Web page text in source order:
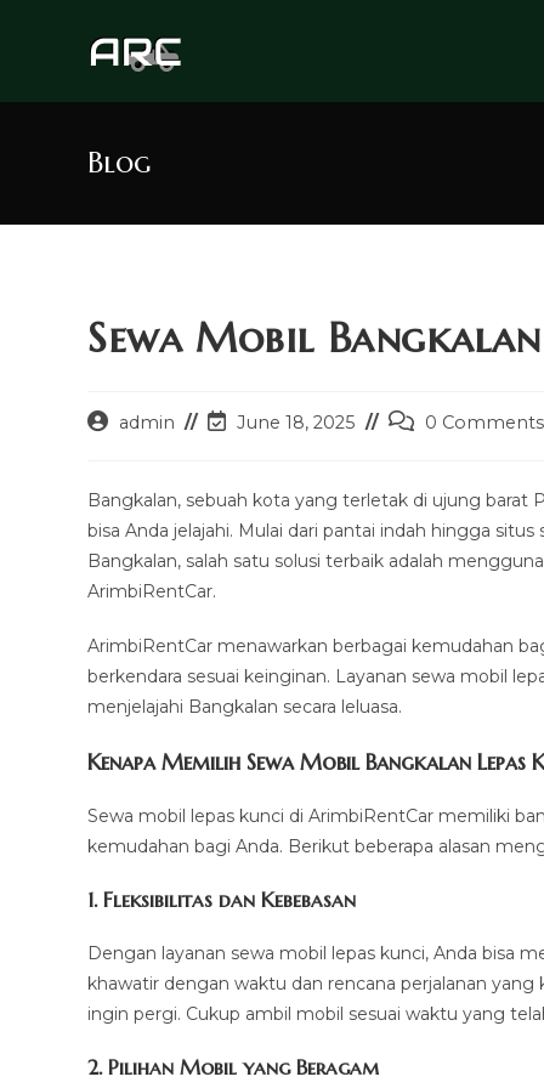
Blog
Sewa Mobil Bangkalan
Postadmin
PostJune 18, 2025
Post0 Comments
Bangkalan, sebuah kota yang terletak di ujung barat
bisa Anda jelajahi. Mulai dari pantai indah hingga
Bangkalan, salah satu solusi terbaik adalah
ArimbiRentCar.
ArimbiRentCar menawarkan berbagai kemudahan
berkendara sesuai keinginan. Layanan sewa mobil
menjelajahi Bangkalan secara leluasa.
Kenapa Memilih Sewa Mobil Bangkalan Lepas
Sewa mobil lepas kunci di ArimbiRentCar memiliki
kemudahan bagi Anda. Berikut beberapa alasan
1.Fleksibilitas dan Kebebasan
Dengan layanan sewa mobil lepas kunci, Anda bisa
khawatir dengan waktu dan rencana perjalanan
ingin pergi. Cukup ambil mobil sesuai waktu yang
2.Pilihan Mobil yang Beragam